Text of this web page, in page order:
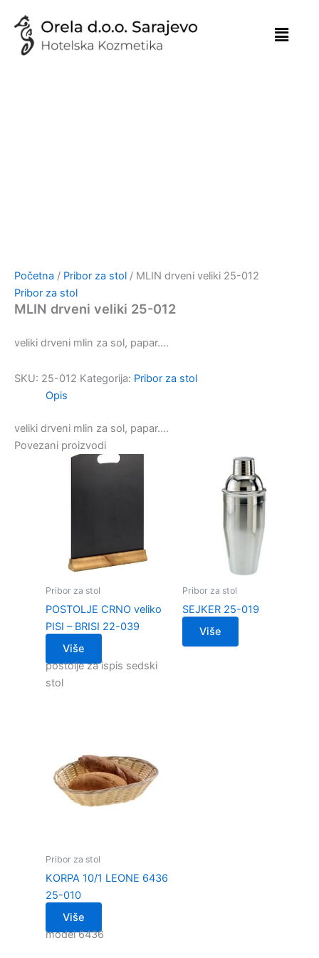
content
Početna / Pribor za stol / MLIN drveni veliki 25-012
Pribor za stol
MLIN drveni veliki 25-012
veliki drveni mlin za sol, papar….
SKU: 25-012 Kategorija: Pribor za stol
Opis
veliki drveni mlin za sol, papar….
Povezani proizvodi
Pribor za stol
POSTOLJE CRNO veliko
PISI – BRISI 22-039
Više
postolje za ispis sedski
stol
Pribor za stol
SEJKER 25-019
Više
Pribor za stol
KORPA 10/1 LEONE 6436
25-010
Više
model 6436